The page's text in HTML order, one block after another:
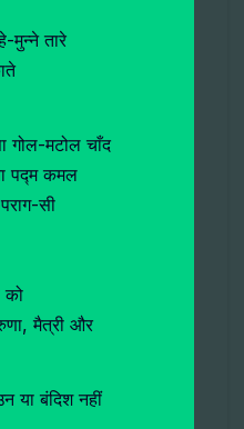
मुन्ने तारे
गोल-मटोल चाँद
पद्म कमल
सी
को
मैत्री और
या बंदिश नहीं